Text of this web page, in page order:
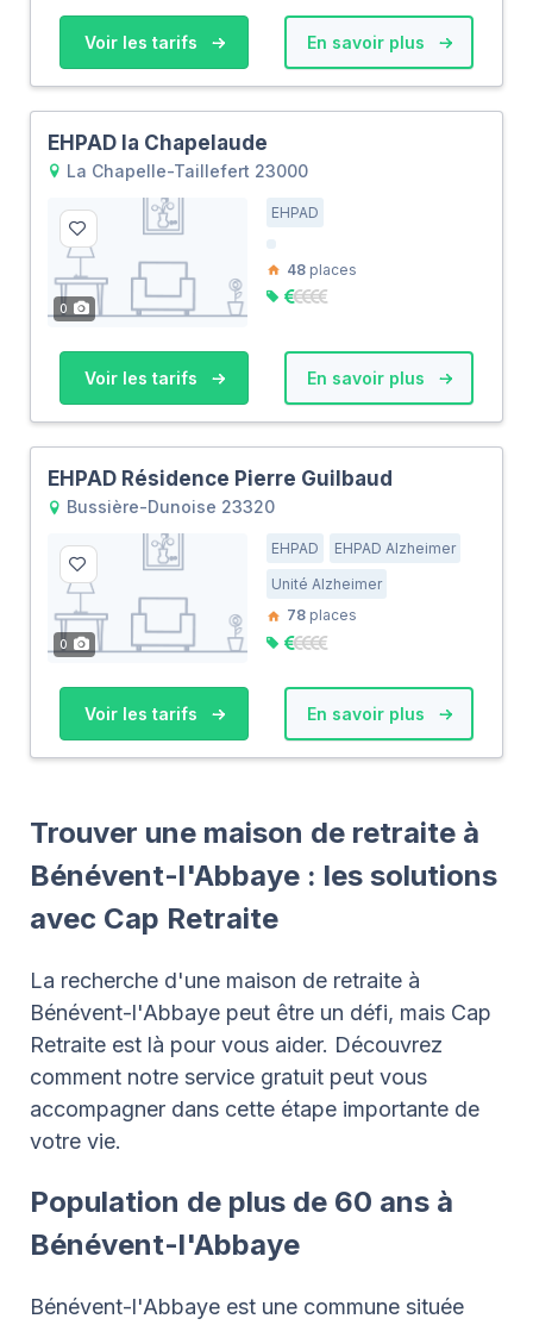
Voir les tarifs En savoir plus
EHPAD la Chapelaude
La Chapelle-Taillefert 23000
0
EHPAD
48 places
Voir les tarifs En savoir plus
EHPAD Résidence Pierre Guilbaud
Bussière-Dunoise 23320
0
EHPAD
EHPAD Alzheimer
Unité Alzheimer
78 places
Voir les tarifs En savoir plus
Trouver une maison de retraite à
Bénévent-l'Abbaye : les solutions
avec Cap Retraite
La recherche d'une maison de retraite à
Bénévent-l'Abbaye peut être un défi, mais Cap
Retraite est là pour vous aider. Découvrez
comment notre service gratuit peut vous
accompagner dans cette étape importante de
votre vie.
Population de plus de 60 ans à
Bénévent-l'Abbaye
Bénévent-l'Abbaye est une commune située